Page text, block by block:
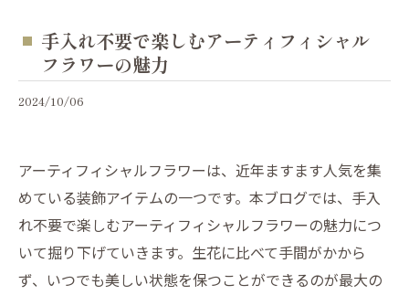
手入れ不要で楽しむアーティフィシャル
フラワーの魅力
2024/10/06
アーティフィシャルフラワーは、近年ますます人気を集
めている装飾アイテムの一つです。本ブログでは、手入
れ不要で楽しむアーティフィシャルフラワーの魅力につ
いて掘り下げていきます。生花に比べて手間がかから
ず、いつでも美しい状態を保つことができるのが最大の